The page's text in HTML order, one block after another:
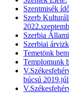
Szentmisék
Szerb
Szerbia
Szerbiai
Temetönk
Templomunk
búcsú